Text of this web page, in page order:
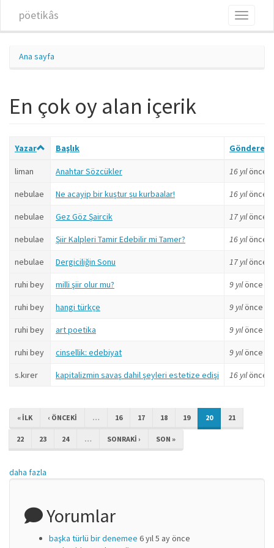
pöetikâs
Toggle
Ana sayfa
En çok oy alan içerik
Yazar Başlık Gönderen
liman Anahtar Sözcükler 16 yılönce
nebulae Ne acayip bir kuştur şu kurbaalar! 16 yılönce
nebulae Gez Göz Şaircik 17 yılönce
nebulae Şiir Kalpleri Tamir Edebilir mi Tamer? 16 yılönce
nebulae Dergiciliğin Sonu 17 yılönce
ruhi bey milli şiir olur mu? 9 yılönce
ruhi bey hangi türkçe 9 yılönce
ruhi bey art poetika 9 yılönce
ruhi bey cinsellik: edebiyat 9 yılönce
s.kırer kapitalizmin savaş dahil şeyleri estetize edişi 16 yılönce
« ILK ‹ ÖNCEKI … 16 17 18 19 20 21
22 23 24 … SONRAKI › SON »
daha fazla
Yorumlar
başka türlü bir denemee 6 yıl 5 ay önce